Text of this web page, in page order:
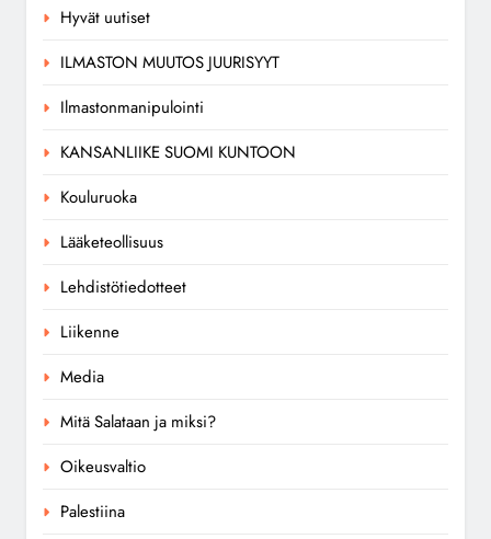
Hyvät uutiset
ILMASTON MUUTOS JUURISYYT
Ilmastonmanipulointi
KANSANLIIKE SUOMI KUNTOON
Kouluruoka
Lääketeollisuus
Lehdistötiedotteet
Liikenne
Media
Mitä Salataan ja miksi?
Oikeusvaltio
Palestiina